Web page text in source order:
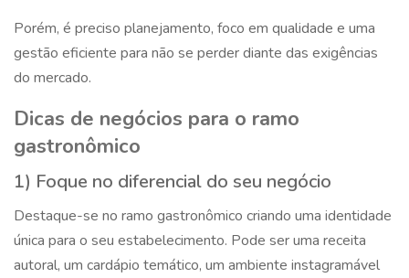
Porém, é preciso planejamento, foco em qualidade e uma
gestão eficiente para não se perder diante das exigências
do mercado.
Dicas de negócios para o ramo
gastronômico
1) Foque no diferencial do seu negócio
Destaque-se no ramo gastronômico criando uma identidade
única para o seu estabelecimento. Pode ser uma receita
autoral, um cardápio temático, um ambiente instagramável